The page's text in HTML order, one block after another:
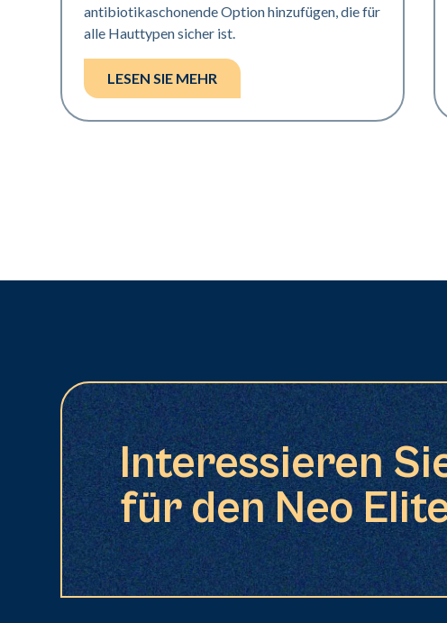
antibiotikaschonende Option hinzufügen, die für
alle Hauttypen sicher ist.
LESEN SIE MEHR
Interessieren
für den Neo